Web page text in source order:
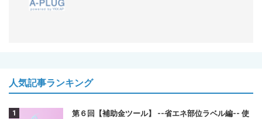
人気記事ランキング
第６回【補助金ツール】 --省エネ部位ラベル編-- 使